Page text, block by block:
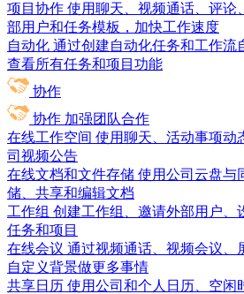
项目协作 使用聊天、视频通话、评论
部用户和任务模板，加快工作速度
自动化 通过创建自动化任务和工作流
查看所有任务和项目功能
协作
协作 加强团队合作
在线工作空间 使用聊天、活动事项动
司视频公告
在线文档和文件存储 使用公司云盘与
储、共享和编辑文档
工作组 创建工作组、邀请外部用户、
任务和项目
在线会议 通过视频通话、视频会议、
自定义背景做更多事情
共享日历 使用公司和个人日历、空闲